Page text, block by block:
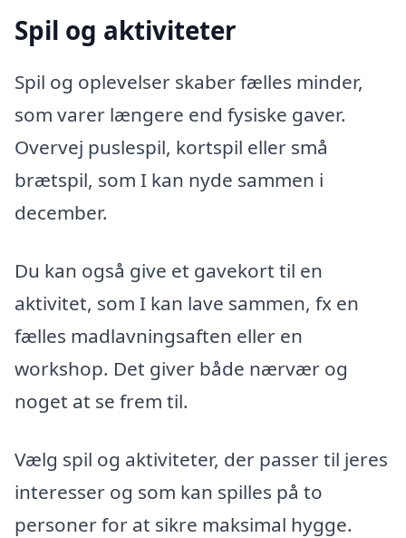
Spil og aktiviteter
Spil og oplevelser skaber fælles minder,
som varer længere end fysiske gaver.
Overvej puslespil, kortspil eller små
brætspil, som I kan nyde sammen i
december.
Du kan også give et gavekort til en
aktivitet, som I kan lave sammen, fx en
fælles madlavningsaften eller en
workshop. Det giver både nærvær og
noget at se frem til.
Vælg spil og aktiviteter, der passer til jeres
interesser og som kan spilles på to
personer for at sikre maksimal hygge.